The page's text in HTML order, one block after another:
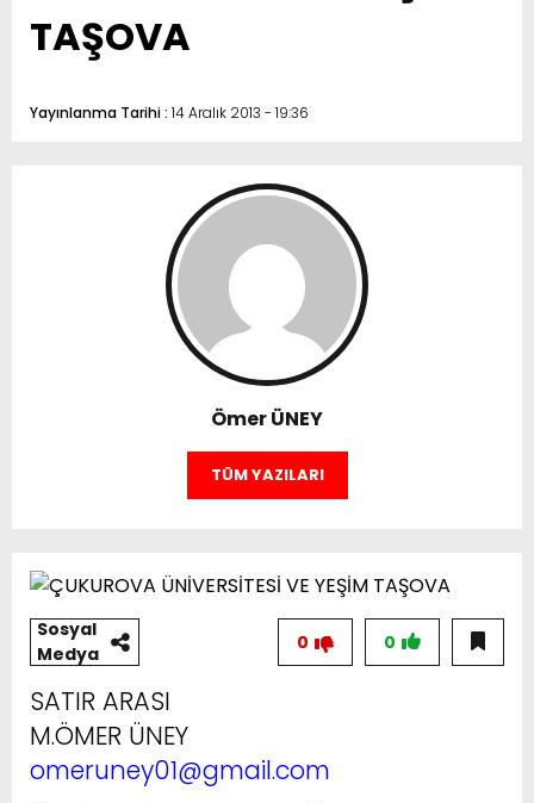
TAŞOVA
Yayınlanma Tarihi : 14 Aralık 2013 - 19:36
Ömer ÜNEY
TÜM YAZILARI
Sosyal
Medya
0
0
SATIR ARASI
M.ÖMER ÜNEY
omeruney01@gmail.com